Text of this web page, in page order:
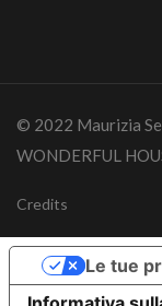
© 2022 Maurizia
WONDERFUL
Credits
Le tue